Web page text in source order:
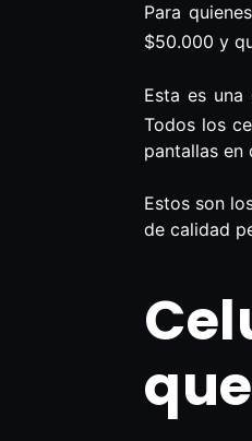
Para
$50.000 y
Esta es
Todos los
pantallas
Estos son
de calidad